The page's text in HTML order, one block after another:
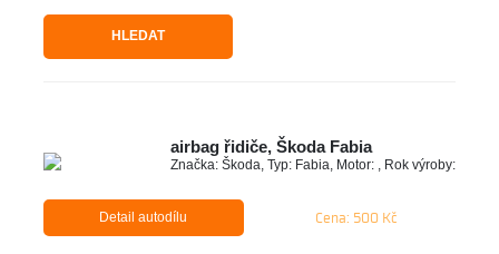
HLEDAT
airbag řidiče, Škoda Fabia
Značka: Škoda, Typ: Fabia, Motor: , Rok výroby:
Detail autodílu Cena: 500 Kč